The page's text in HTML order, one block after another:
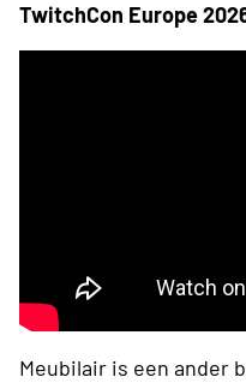
TwitchCon Europe
Meubilair is een ander